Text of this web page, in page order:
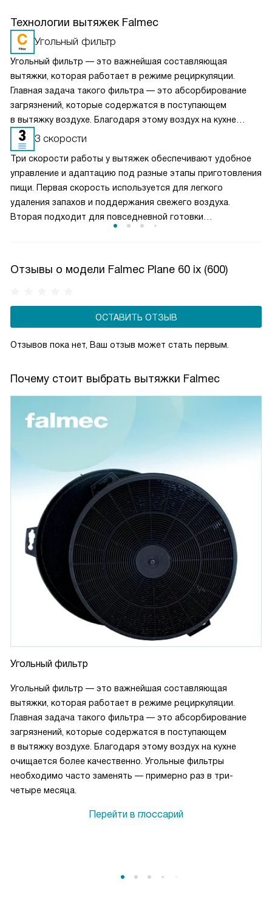
Технологии вытяжек Falmec
Угольный фильтр
Угольный фильтр — это важнейшая составляющая
вытяжки, которая работает в режиме рециркуляции.
Главная задача такого фильтра — это абсорбирование
загрязнений, которые содержатся в поступающем
в вытяжку воздухе. Благодаря этому воздух на кухне
очищается более качественно. Угольные фильтры
необходимо часто заменять — примерно раз в три-
четыре месяца.
3 скорости
Три скорости работы у вытяжек обеспечивают удобное
управление и адаптацию под разные этапы приготовления
пищи. Первая скорость используется для легкого
удаления запахов и поддержания свежего воздуха.
Вторая подходит для повседневной готовки
контролировать уровень шума и рационально
условия на кухне.
Отзывы о модели Falmec Plane 60 ix (600)
ОСТАВИТЬ ОТЗЫВ
Отзывов пока нет, Ваш отзыв может стать первым.
Почему стоит выбрать вытяжки Falmec
Угольный фильтр
Угольный фильтр — это важнейшая составляющая
вытяжки, которая работает в режиме рециркуляции.
Главная задача такого фильтра — это абсорбирование
загрязнений, которые содержатся в поступающем
в вытяжку воздухе. Благодаря этому воздух на кухне
очищается более качественно. Угольные фильтры
необходимо часто заменять — примерно раз в три-
четыре месяца.
Перейти в глоссарий